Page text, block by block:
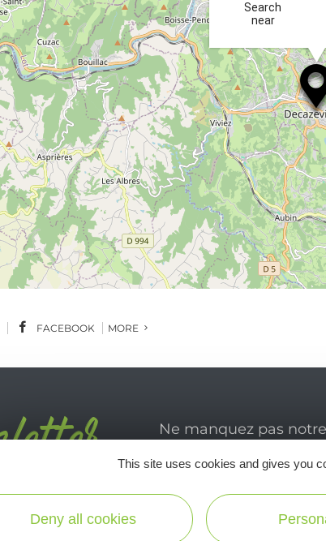
Search
near
FACEBOOK MORE
Ne manquez pas
This site uses cookies and gives you
Deny all cookies